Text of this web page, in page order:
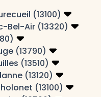
(13100)
Bel-Air (13320)
(13790)
(13510)
(13120)
(13100)